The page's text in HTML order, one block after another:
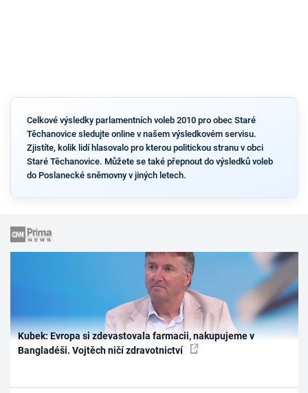
Celkové výsledky parlamentních voleb 2010 pro obec Staré
Těchanovice sledujte online v našem výsledkovém servisu.
Zjistíte, kolik lidí hlasovalo pro kterou politickou stranu v obci
Staré Těchanovice. Můžete se také přepnout do výsledků voleb
do Poslanecké sněmovny v jiných letech.
Kubek: Evropa si zdevastovala farmacii, nakupujeme v
Bangladéši. Vojtěch ničí zdravotnictví